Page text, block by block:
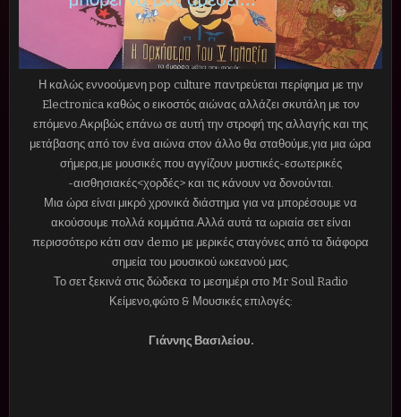
Η καλώς εννοούμενη pop culture παντρεύεται περίφημα με την
Electronica καθώς ο εικοστός αιώνας αλλάζει σκυτάλη με τον
επόμενο.Ακριβώς επάνω σε αυτή την στροφή της αλλαγής και της
μετάβασης από τον ένα αιώνα στον άλλο θα σταθούμε,για μια ώρα
σήμερα,με μουσικές που αγγίζουν μυστικές-εσωτερικές
-αισθησιακές<χορδές> και τις κάνουν να δονούνται.
Μια ώρα είναι μικρό χρονικά διάστημα για να μπορέσουμε να
ακούσουμε πολλά κομμάτια.Αλλά αυτά τα ωριαία σετ είναι
περισσότερο κάτι σαν demo με μερικές σταγόνες από τα διάφορα
σημεία του μουσικού ωκεανού μας.
Το σετ ξεκινά στις δώδεκα το μεσημέρι στο Mr Soul Radio
Κείμενο,φώτο & Μουσικές επιλογές:
Γιάννης Βασιλείου.